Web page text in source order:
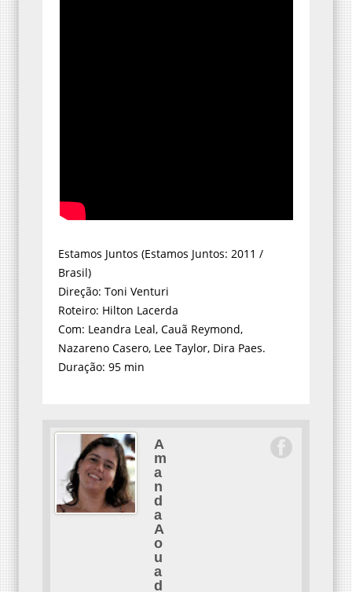
Estamos Juntos (Estamos Juntos: 2011 /
Brasil)
Direção: Toni Venturi
Roteiro: Hilton Lacerda
Com: Leandra Leal, Cauã Reymond,
Nazareno Casero, Lee Taylor, Dira Paes.
Duração: 95 min
A
m
a
n
d
a
A
o
u
a
d